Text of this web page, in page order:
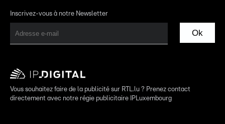
Inscrivez-vous à notre Newsletter
Ok
Vous souhaitez faire de la publicité sur RTL.lu ? Prenez contact
directement avec notre régie publicitaire IPLuxembourg